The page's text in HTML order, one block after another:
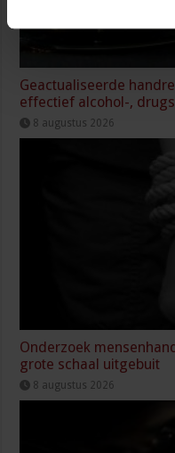
Geactualiseerde
effectief alcohol-,
8 augustus 2026
Onderzoek
grote schaal uitgebuit
8 augustus 2026